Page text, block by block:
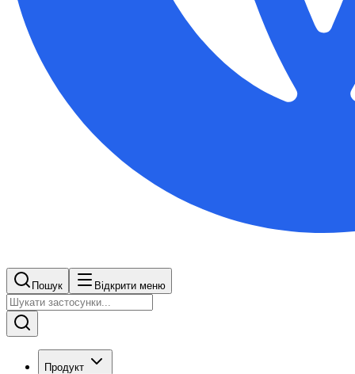
Пошук Відкрити меню
Продукт